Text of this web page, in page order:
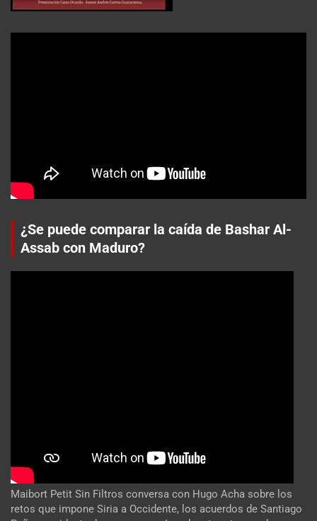
¿Se puede comparar la caída de Bashar Al-
Assab con Maduro?
Maibort Petit Sin Filtros conversa con Hugo Acha sobre los
retos que impone Siria a Occidente, los acuerdos de Santiago